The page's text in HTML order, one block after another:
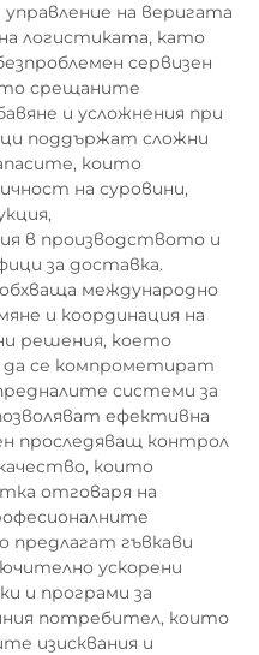
на веригата
логистиката, като
сервизен
срещаните
и усложнения при
поддържат сложни
които
на суровини,
в производството и
за доставка.
международно
и координация на
решения, което
да се компрометират
системи за
ефективна
проследяващ контрол
които
отговаря на
гъвкави
ускорени
и програми за
потребител, които
изисквания и